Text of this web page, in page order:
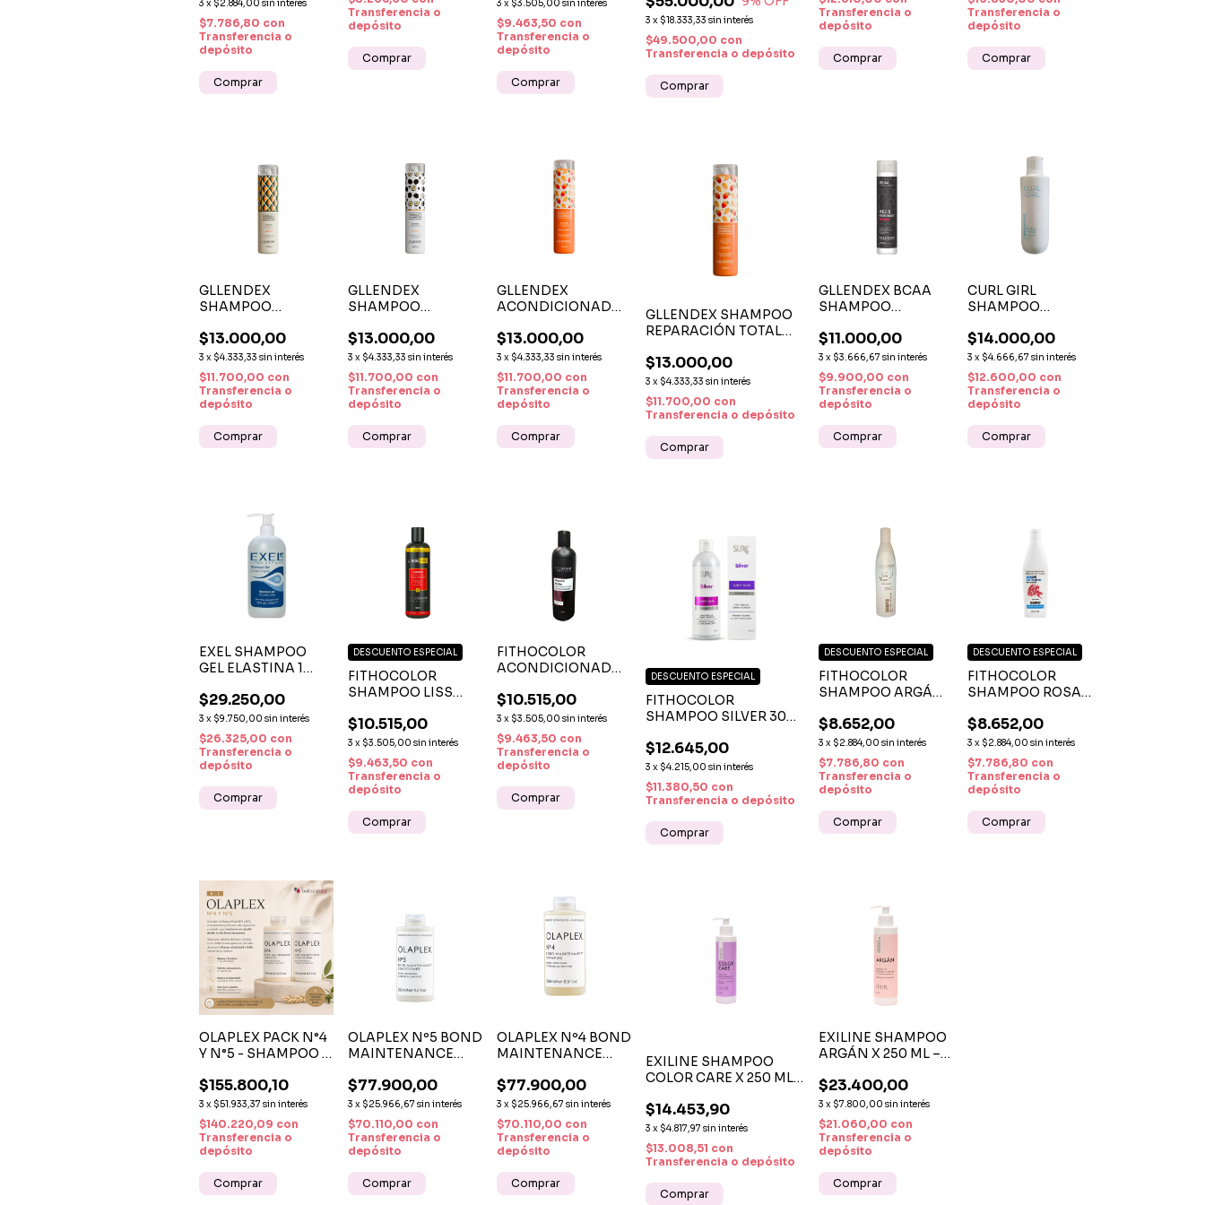
CABELLOS
TEÑIDOS Y
TRATADOS
3 x $2.884,00 sin interés
$7.786,80 con
Transferencia o
depósito
LOCIÓN
FORTALECEDORA
Transferencia o
depósito
3 x $3.505,00 sin interés
$9.463,50 con
Transferencia o
depósito
3 x $18.333,33 sin interés
$49.500,00 con
Transferencia o depósito
TEÑIDOS
Transferencia o
depósito
Transferencia o
depósito
GLLENDEX
SHAMPOO
300ML - CAJÚ Y
MULATEIRO
$13.000,00
3 x $4.333,33 sin interés
$11.700,00 con
Transferencia o
depósito
GLLENDEX
SHAMPOO
MARACUYÁ Y
MULATEIRO X 300
ML
$13.000,00
3 x $4.333,33 sin interés
$11.700,00 con
Transferencia o
depósito
GLLENDEX
ACONDICIONADOR
TOTAL MANGA Y
MULATEIRO -
REPARACIÓN
PROFUNDA Y
BRILLO NATURAL
$13.000,00
3 x $4.333,33 sin interés
$11.700,00 con
Transferencia o
depósito
GLLENDEX SHAMPOO
REPARACIÓN TOTAL
MULATEIRO - REPARA,
FORTALECE Y DA
BRILLO NATURAL
$13.000,00
3 x $4.333,33 sin interés
$11.700,00 con
Transferencia o depósito
GLLENDEX BCAA
SHAMPOO
S.O.S - REPARACIÓN
INTENSIVA Y
FORTALECIMIENTO
CAPILAR
$11.000,00
3 x $3.666,67 sin interés
$9.900,00 con
Transferencia o
depósito
CURL GIRL
SHAMPOO
ML - SHAMPOO
PARA RIZOS
DEFINIDOS Y SIN
FRIZZ
$14.000,00
3 x $4.666,67 sin interés
$12.600,00 con
Transferencia o
depósito
EXEL SHAMPOO
GEL ELASTINA 1
HIDRATACIÓN,
ELASTICIDAD Y
BRILLO CAPILAR
$29.250,00
3 x $9.750,00 sin interés
$26.325,00 con
Transferencia o
depósito
FITHOCOLOR
SHAMPOO LISS
CABELLO LISO,
SUAVE Y SIN FRIZZ
$10.515,00
3 x $3.505,00 sin interés
DESCUENTO ESPECIAL
$9.463,50 con
Transferencia o
depósito
FITHOCOLOR
ACONDICIONADOR
300 ML -
HIDRATACIÓN,
FUERZA Y BRILLO
CAPILAR
$10.515,00
3 x $3.505,00 sin interés
$9.463,50 con
Transferencia o
depósito
FITHOCOLOR
SHAMPOO SILVER 300
MATIZADOR PARA
CABELLOS RUBIOS Y
GRISES
$12.645,00
3 x $4.215,00 sin interés
DESCUENTO ESPECIAL
$11.380,50 con
Transferencia o depósito
FITHOCOLOR
SHAMPOO ARGÁN
NUTRICIÓN,
REPARACIÓN Y
BRILLO NATURAL
$8.652,00
3 x $2.884,00 sin interés
DESCUENTO ESPECIAL
$7.786,80 con
Transferencia o
depósito
FITHOCOLOR
SHAMPOO ROSA
– HIDRATACIÓN,
SUAVIDAD Y BRILLO
PARA CABELLO
SECO O DAÑADO
$8.652,00
3 x $2.884,00 sin interés
DESCUENTO ESPECIAL
$7.786,80 con
Transferencia o
depósito
OLAPLEX PACK N°4
Y N°5 - SHAMPOO Y
REPARADOR
$155.800,10
3 x $51.933,37 sin interés
$140.220,09 con
Transferencia o
depósito
OLAPLEX Nº5 BOND
MAINTENANCE
250 ML —
ACONDICIONADOR
REPARADOR
PROFESIONAL
$77.900,00
3 x $25.966,67 sin interés
$70.110,00 con
Transferencia o
depósito
OLAPLEX Nº4 BOND
MAINTENANCE
— SHAMPOO
REPARADOR
PROFESIONAL
$77.900,00
3 x $25.966,67 sin interés
$70.110,00 con
Transferencia o
depósito
EXILINE SHAMPOO
COLOR CARE X 250 ML –
PARA CABELLOS
TEÑIDOS
$14.453,90
3 x $4.817,97 sin interés
$13.008,51 con
Transferencia o depósito
EXILINE SHAMPOO
ARGÁN X 250 ML –
BRILLO PARA
CABELLOS SECOS Y
DAÑADOS
$23.400,00
3 x $7.800,00 sin interés
$21.060,00 con
Transferencia o
depósito